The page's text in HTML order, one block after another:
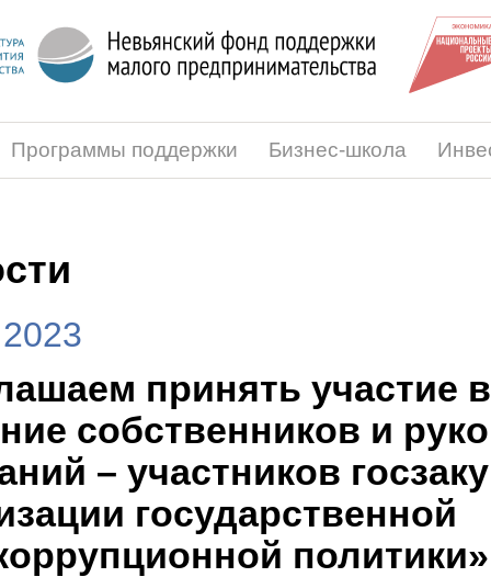
Программы поддержки Бизнес-школа
принять участие
собственников и
– участников
государственной
политики»